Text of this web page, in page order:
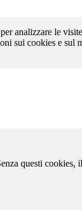
analizzare le
sui cookies e sul
questi cookies,